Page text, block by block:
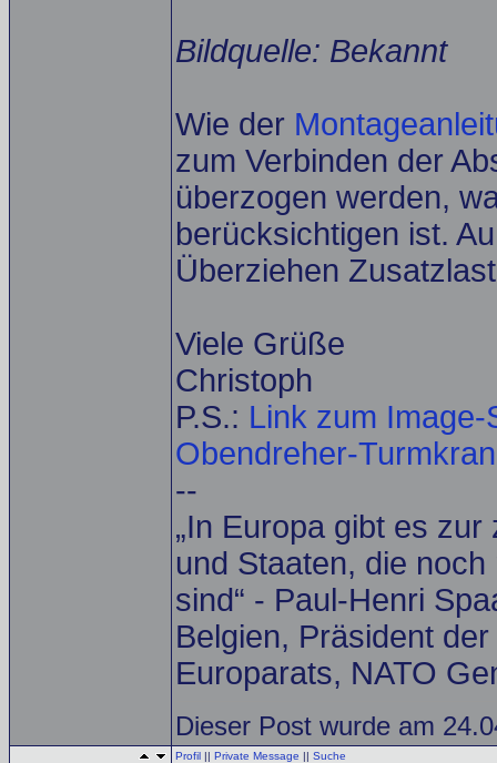
Bildquelle: Bekannt
Wie der
zum Verbinden der
überzogen werden,
berücksichtigen ist.
Überziehen
Viele Grüße
Christoph
P.S.: Link zum
Obendreher-
--
„In Europa gibt es
und Staaten, die
sind“ - Paul-Henri
Belgien, Präsident
Europarats, NATO
Dieser Post wurde am
Profil || Private Message || Suche